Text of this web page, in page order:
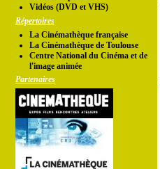
Vidéos (DVD et VHS)
Répertoires
La Cinémathèque française
La Cinémathèque de Toulouse
Centre National du Cinéma et de
l'image animée
Partenaires